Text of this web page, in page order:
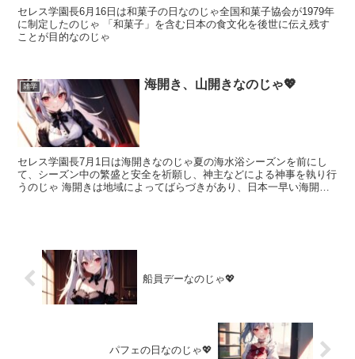
セレス学園長6月16日は和菓子の日なのじゃ全国和菓子協会が1979年
に制定したのじゃ 「和菓子」を含む日本の食文化を後世に伝え残す
ことが目的なのじゃ
雑学 海開き、山開きなのじゃ💖
セレス学園長7月1日は海開きなのじゃ夏の海水浴シーズンを前にし
て、シーズン中の繁盛と安全を祈願し、神主などによる神事を執り行
うのじゃ 海開きは地域によってばらづきがあり、日本一早い海開き
船員デーなのじゃ💖
パフェの日なのじゃ💖